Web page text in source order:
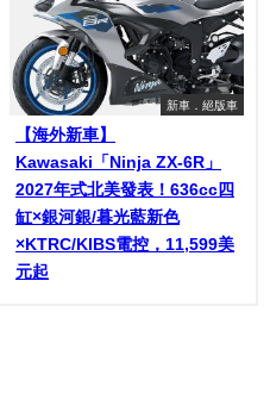
新車．絕版車
【海外新車】
Kawasaki「Ninja ZX-6R」
2027年式北美發表！636cc四
缸×銀河銀/暮光藍新色
×KTRC/KIBS電控，11,599美
元起